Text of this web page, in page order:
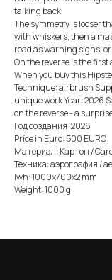
talking back.
The symmetry is looser
with whiskers, then a
read as warning signs,
On the reverse is the
When you buy this
Technique: airbrush
unique work Year: 2026
on the reverse - a
Год создания: 2026
Price in Euro: 500 EURO
Материал: Картон /
Техника: аэрография /
lwh: 1000x700x2 mm
Weight: 1000 g